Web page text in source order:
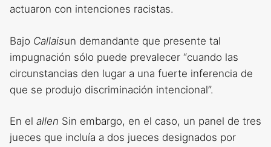
actuaron con intenciones racistas.
Bajo Callaisun demandante que presente tal
impugnación sólo puede prevalecer “cuando las
circunstancias den lugar a una fuerte inferencia de
que se produjo discriminación intencional”.
En el allen Sin embargo, en el caso, un panel de tres
jueces que incluía a dos jueces designados por